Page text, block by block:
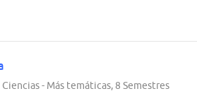
- Más temáticas, 8 Semestres